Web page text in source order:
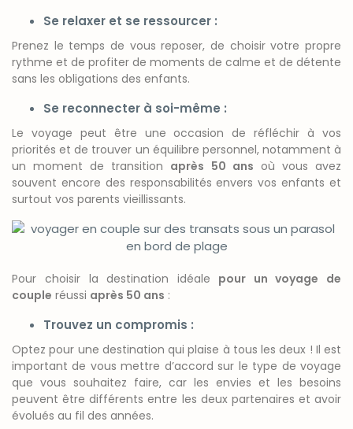
Se relaxer et se ressourcer :
Prenez le temps de vous reposer, de choisir votre propre
rythme et de profiter de moments de calme et de détente
sans les obligations des enfants.
Se reconnecter à soi-même :
Le voyage peut être une occasion de réfléchir à vos
priorités et de trouver un équilibre personnel, notamment à
un moment de transition après 50 ans où vous avez
souvent encore des responsabilités envers vos enfants et
surtout vos parents vieillissants.
Pour choisir la destination idéale pour un voyage de
couple réussi après 50 ans :
Trouvez un compromis :
Optez pour une destination qui plaise à tous les deux ! Il est
important de vous mettre d’accord sur le type de voyage
que vous souhaitez faire, car les envies et les besoins
peuvent être différents entre les deux partenaires et avoir
évolués au fil des années.